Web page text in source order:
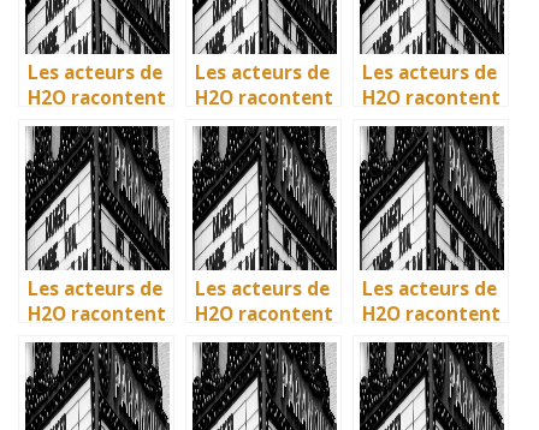
Les acteurs de
H2O racontent
: comment l’île
de Mako a pris
vie en
Australie
Les acteurs de
H2O racontent
: comment l’île
de Mako a pris
vie en
Australie
Les acteurs de
H2O racontent
: comment l’île
de Mako a pris
vie en
Australie
Les acteurs de
H2O racontent
: comment l’île
de Mako a pris
vie en
Australie
Les acteurs de
H2O racontent
: comment l’île
de Mako a pris
vie en
Australie
Les acteurs de
H2O racontent
: comment l’île
de Mako a pris
vie en
Australie